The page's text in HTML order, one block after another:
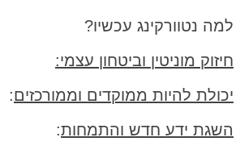
למה נטוורקינג עכשיו?
חיזוק מוניטין וביטחון עצמי:
יכולת להיות ממוקדים וממורכזים:
השגת ידע חדש והתמחות: